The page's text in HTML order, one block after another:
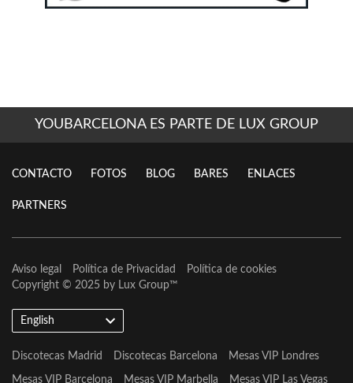
YOUBARCELONA ES PARTE DE LUX GROUP
CONTACTO FOTOS BLOG BARES ENLACES
PARTNERS
Aviso legal Política de Privacidad
Política de cookies
Copyright © 2025 by Lux Group™
English
Discotecas Madrid Discotecas Barcelona Mesas VIP Londres
Mesas VIP Barcelona Mesas VIP Marbella Mesas VIP Las Vegas